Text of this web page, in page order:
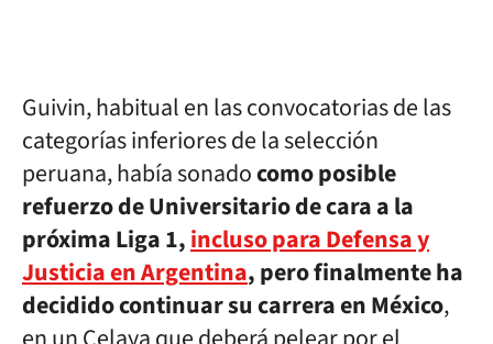
Guivin, habitual en las convocatorias de las
categorías inferiores de la selección
peruana, había sonadocomo posible
refuerzo de Universitario de cara a la
próxima Liga 1,incluso para Defensa y
Justicia en Argentina, pero finalmente ha
decidido continuar su carrera en México,